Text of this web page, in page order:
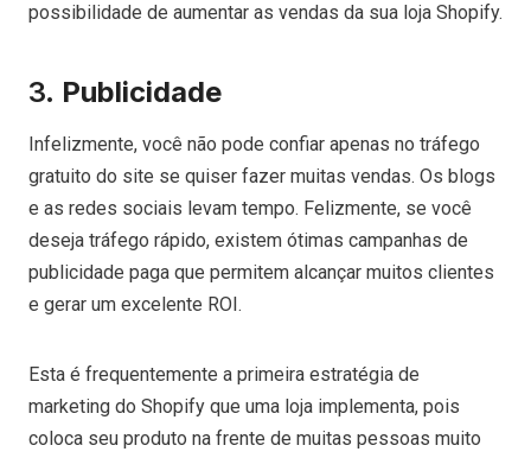
possibilidade de aumentar as vendas da sua loja Shopify.
3. Publicidade
Infelizmente, você não pode confiar apenas no tráfego
gratuito do site se quiser fazer muitas vendas. Os blogs
e as redes sociais levam tempo. Felizmente, se você
deseja tráfego rápido, existem ótimas campanhas de
publicidade paga que permitem alcançar muitos clientes
e gerar um excelente ROI.
Esta é frequentemente a primeira estratégia de
marketing do Shopify que uma loja implementa, pois
coloca seu produto na frente de muitas pessoas muito